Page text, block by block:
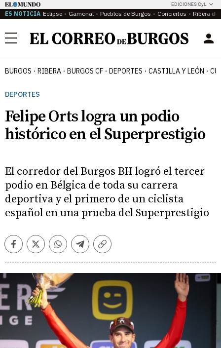
EDICIONES CyL
ES NOTICIA Eclipse Gamonal Pueblos de Burgos Conciertos Ribera del
Menú
BURGOS RIBERA BURGOS CF DEPORTES CASTILLA Y LEÓN
DEPORTES
Felipe Orts logra un podio
histórico en el Superprestigio
El corredor del Burgos BH logró el tercer
podio en Bélgica de toda su carrera
deportiva y el primero de un ciclista
español en una prueba del Superprestigio
FacebookTwitterWhatsappTelegramCopiar